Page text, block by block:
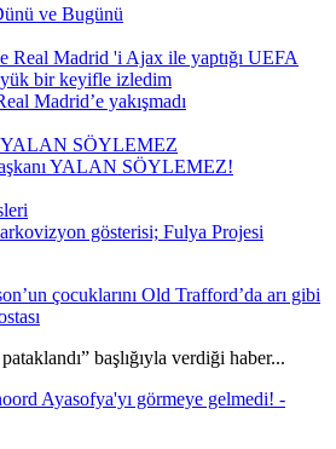
ve Bugünü
Madrid’e yakışmadı
YALAN SÖYLEMEZ!
gösterisi; Fulya Projesi
çocuklarını Old Trafford’da arı gibi
başlığıyla verdiği haber...
Ayasofya'yı görmeye gelmedi! -